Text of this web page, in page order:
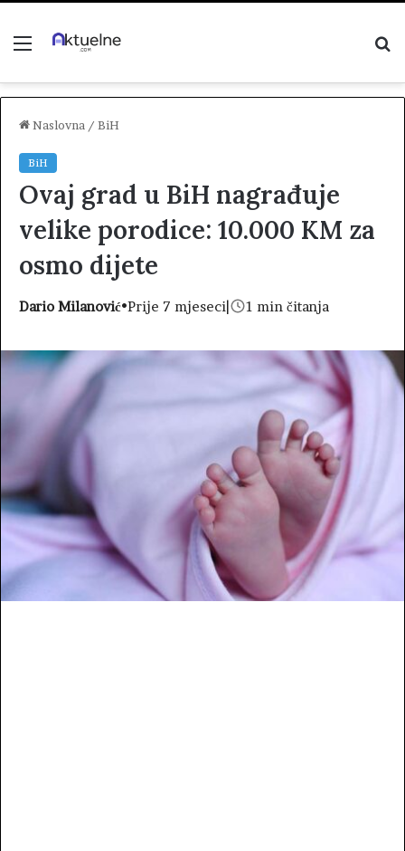
Menu
Naslovna / BiH
BiH
Ovaj grad u BiH nagrađuje
velike porodice: 10.000 KM za
osmo dijete
Dario Milanović•Prije 7 mjeseci| 1 min čitanja